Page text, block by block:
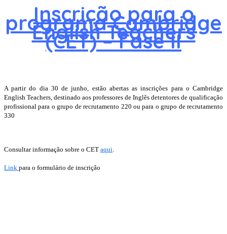
Inscrição para o
programa Cambridge
English Teachers
(CET) – Fase II
A partir do dia 30 de junho, estão abertas as inscrições para o Cambridge
English Teachers, destinado aos professores de Inglês detentores de qualificação
profissional para o grupo de recrutamento 220 ou para o grupo de recrutamento
330
Consultar informação sobre o CET aqui.
Link para o formulário de inscrição